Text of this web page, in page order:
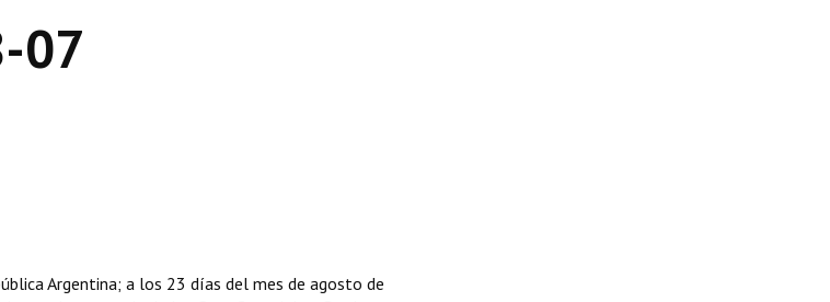
07
Argentina; a los 23 días del mes de agosto de